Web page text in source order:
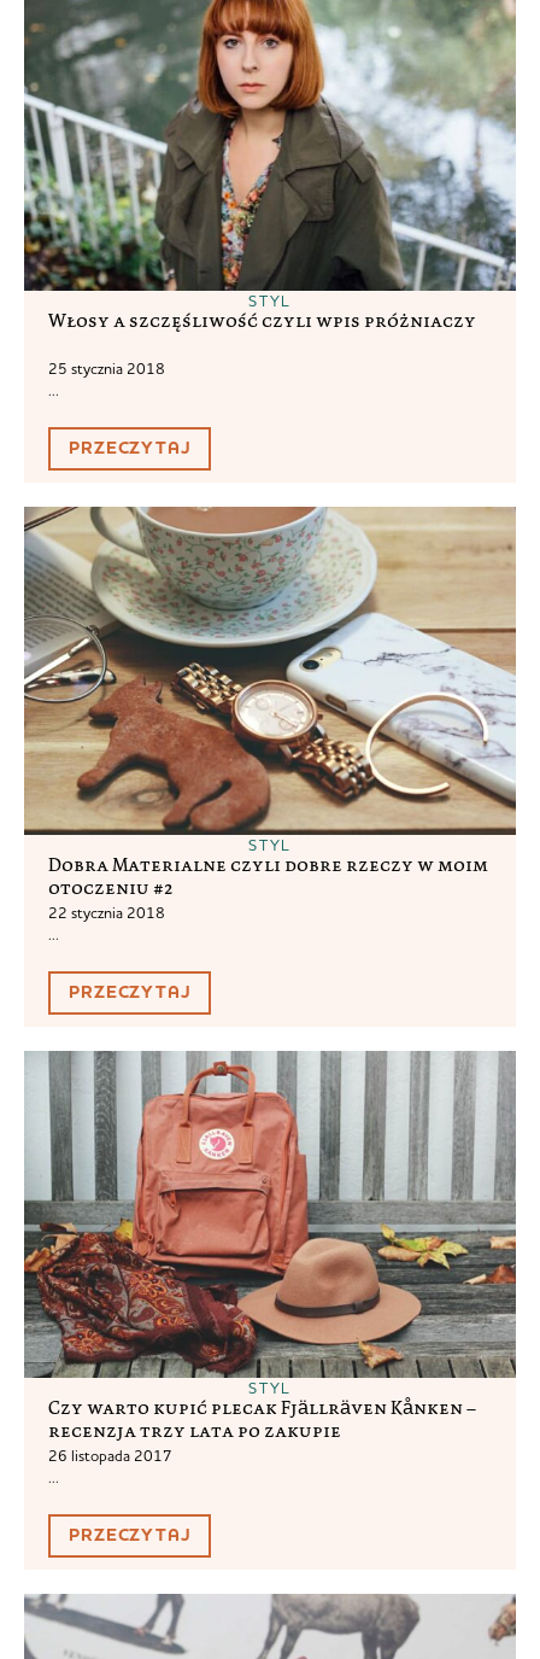
STYL
Włosy a szczęśliwość czyli wpis próżniaczy
25 stycznia 2018
...
PRZECZYTAJ
STYL
Dobra Materialne czyli dobre rzeczy w moim
otoczeniu #2
22 stycznia 2018
...
PRZECZYTAJ
STYL
Czy warto kupić plecak Fjällräven Kånken –
recenzja trzy lata po zakupie
26 listopada 2017
...
PRZECZYTAJ